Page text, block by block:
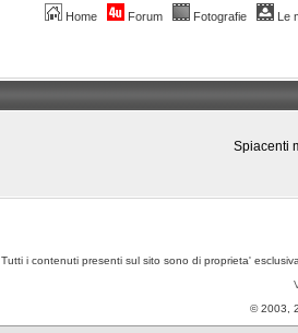
Home Forum Fotografie Le
Spiacenti
Tutti i contenuti presenti sul sito sono di proprieta'
© 2003,